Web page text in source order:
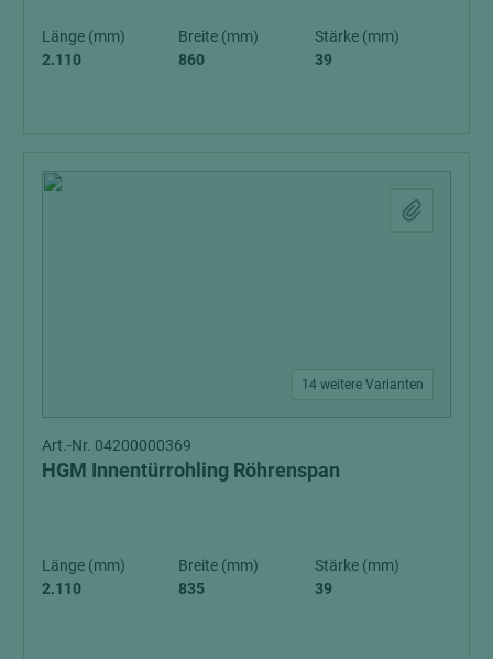
Länge (mm)
2.110
Breite (mm)
860
Stärke (mm)
39
14 weitere Varianten
Art.-Nr. 04200000369
HGM Innentürrohling Röhrenspan
Länge (mm)
2.110
Breite (mm)
835
Stärke (mm)
39